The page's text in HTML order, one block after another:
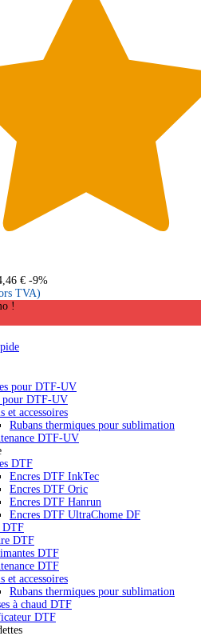
€ -9%
TVA)
!
pour DTF-UV
DTF-UV
et accessoires
Rubans thermiques pour sublimation
DTF-UV
DTF
Encres DTF InkTec
Encres DTF Oric
Encres DTF Hanrun
Encres DTF UltraChome DF
DTF
DTF
DTF
et accessoires
Rubans thermiques pour sublimation
à chaud DTF
DTF